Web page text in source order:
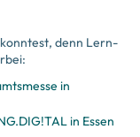
denn Lern-
in
in Essen